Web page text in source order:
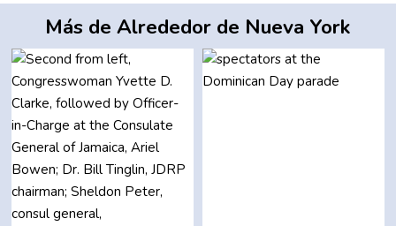
Más de Alrededor de Nueva York